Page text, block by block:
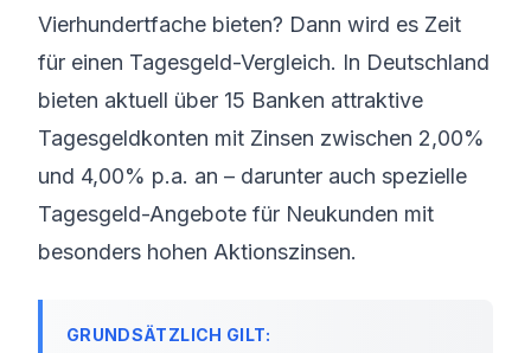
Vierhundertfache bieten? Dann wird es Zeit
für einen Tagesgeld-Vergleich. In Deutschland
bieten aktuell über 15 Banken attraktive
Tagesgeldkonten mit Zinsen zwischen 2,00%
und 4,00% p.a. an – darunter auch spezielle
Tagesgeld-Angebote für Neukunden mit
besonders hohen Aktionszinsen.